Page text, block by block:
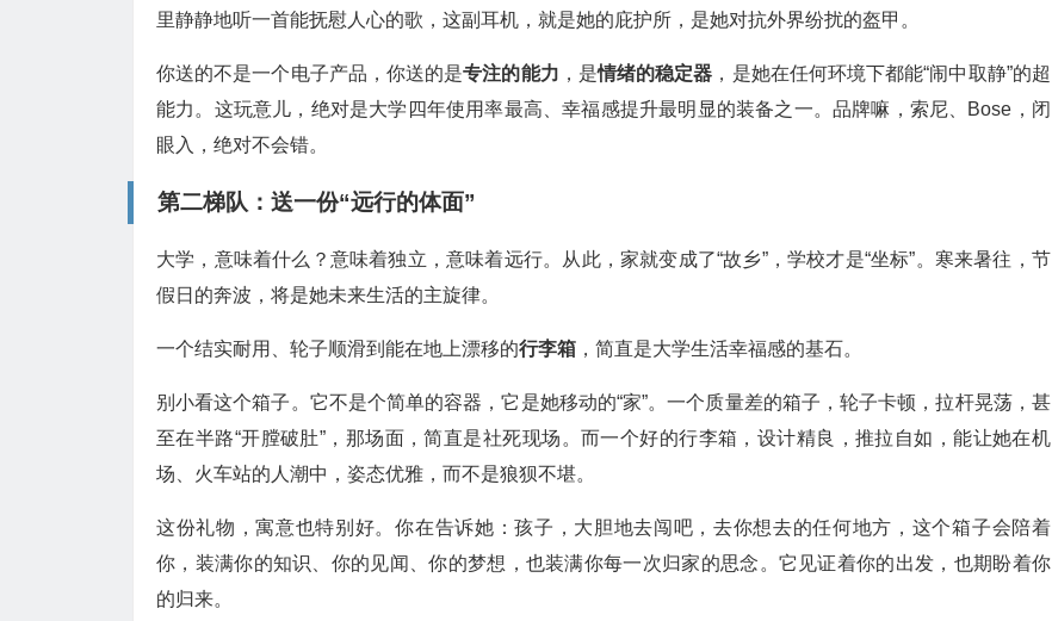
里静静地听一首能抚慰人心的歌，这副耳机，就是她的庇护所，是她对抗外界纷扰的盔甲。
你送的不是一个电子产品，你送的是专注的能力 ，是情绪的稳定器 ，是她在任何环境下都能“闹中取静”的超
能力。这玩意儿，绝对是大学四年使用率最高、幸福感提升最明显的装备之一。品牌嘛，索尼、Bose，闭
眼入，绝对不会错。
第二梯队：送一份“远行的体面”
大学，意味着什么？意味着独立，意味着远行。从此，家就变成了“故乡”，学校才是“坐标”。寒来暑往，节
假日的奔波，将是她未来生活的主旋律。
一个结实耐用、轮子顺滑到能在地上漂移的行李箱 ，简直是大学生活幸福感的基石。
别小看这个箱子。它不是个简单的容器，它是她移动的“家”。一个质量差的箱子，轮子卡顿，拉杆晃荡，甚
至在半路“开膛破肚”，那场面，简直是社死现场。而一个好的行李箱，设计精良，推拉自如，能让她在机
场、火车站的人潮中，姿态优雅，而不是狼狈不堪。
这份礼物，寓意也特别好。你在告诉她：孩子，大胆地去闯吧，去你想去的任何地方，这个箱子会陪着
你，装满你的知识、你的见闻、你的梦想，也装满你每一次归家的思念。它见证着你的出发，也期盼着你
的归来。